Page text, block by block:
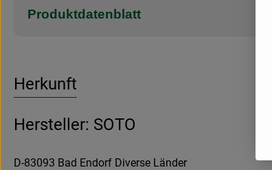
Produktdatenblatt
Herkunft
Hersteller: SOTO
D-83093 Bad Endorf Diverse Länder